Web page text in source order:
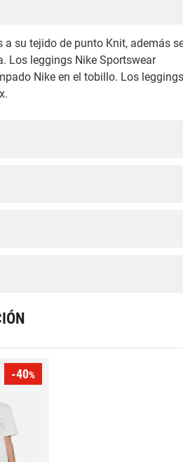
su tejido de punto Knit, además
Los leggings Nike Sportswear
Nike en el tobillo. Los
-40%